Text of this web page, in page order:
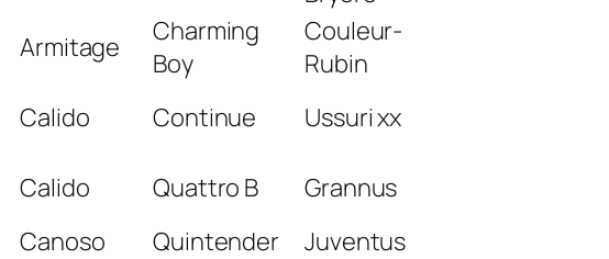
Armitage
Charming
Boy
Couleur-
Rubin
Calido Continue Ussuri xx
Calido Quattro B
Grannus
Canoso Quintender
Juventus